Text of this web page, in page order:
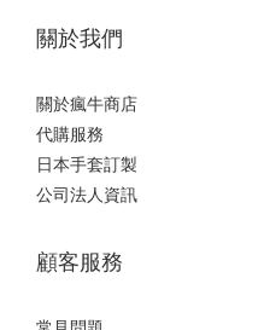
關於我們
關於瘋牛商店
代購服務
日本手套訂製
公司法人資訊
顧客服務